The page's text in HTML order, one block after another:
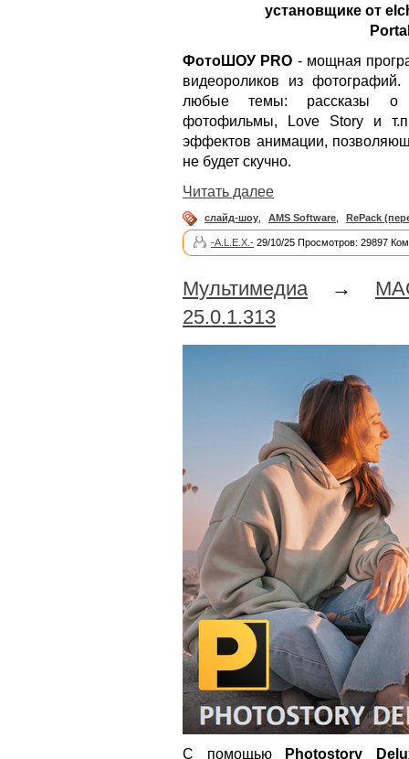
установщике от
ФотоШОУ PRO - мощная
видеороликов из
любые темы: рассказы о
фотофильмы, Love Story и
эффектов анимации,
не будет скучно.
Читать далее
слайд-шоу AMS Software RePack
-A.L.E.X.- 29/10/25 Просмотров: 29897
Мультимедиа→
25.0.1.313
С помощью
Photostory